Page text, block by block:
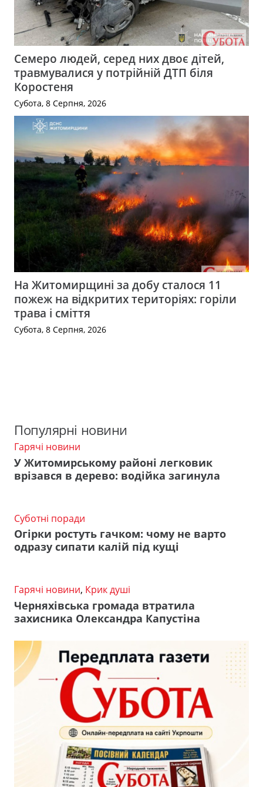
Семеро людей, серед них двоє дітей,
травмувалися у потрійній ДТП біля
Коростеня
Субота, 8 Серпня, 2026
На Житомирщині за добу сталося 11
пожеж на відкритих територіях: горіли
трава і сміття
Субота, 8 Серпня, 2026
Популярні новини
Гарячі новини
У Житомирському районі легковик
врізався в дерево: водійка загинула
Суботні поради
Огірки ростуть гачком: чому не варто
одразу сипати калій під кущі
Гарячі новини, Крик душі
Черняхівська громада втратила
захисника Олександра Капустіна